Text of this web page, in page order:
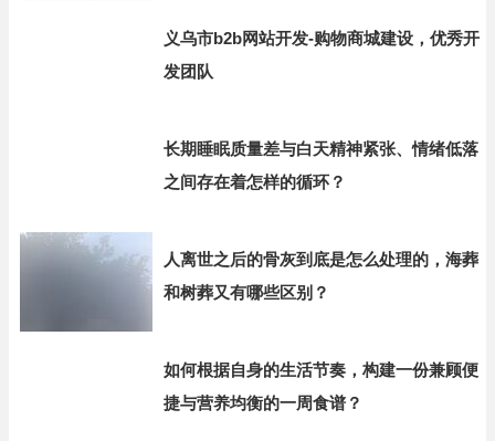
义乌市b2b网站开发-购物商城建设，优秀开
发团队
长期睡眠质量差与白天精神紧张、情绪低落
之间存在着怎样的循环？
人离世之后的骨灰到底是怎么处理的，海葬
和树葬又有哪些区别？
如何根据自身的生活节奏，构建一份兼顾便
捷与营养均衡的一周食谱？